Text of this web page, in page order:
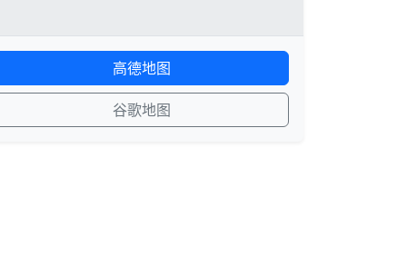
高德地图
谷歌地图